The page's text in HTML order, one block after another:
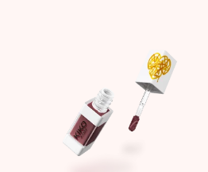
initial
était :
55,900 DT.